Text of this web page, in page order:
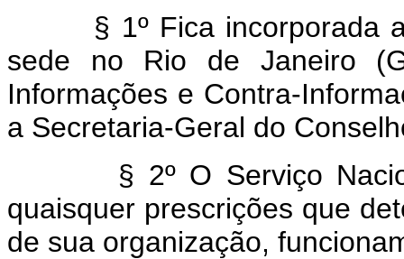
§ 1º Fica incorporada
sede no Rio de Janeiro
Informações e Contra-
a Secretaria-Geral do
§ 2º O Serviço
quaisquer prescrições que
de sua organização,